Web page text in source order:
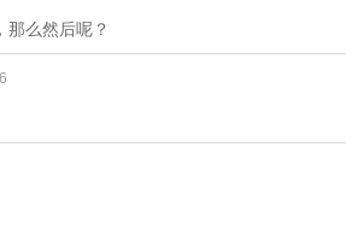
那么然后呢？